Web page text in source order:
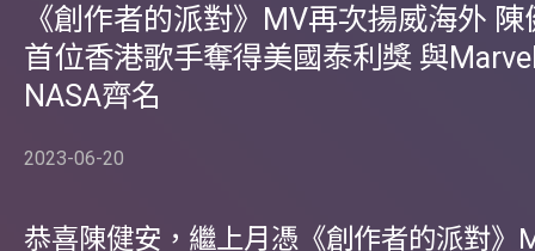
《創作者的派對》MV再次揚威海外 陳
首位香港歌手奪得美國泰利獎 與
NASA齊名
2023-06-20
恭喜陳健安，繼上月憑《創作者的派對》